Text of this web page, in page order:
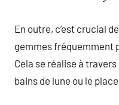
En outre, c’est crucial
gemmes fréquemment
Cela se réalise à
bains de lune ou le